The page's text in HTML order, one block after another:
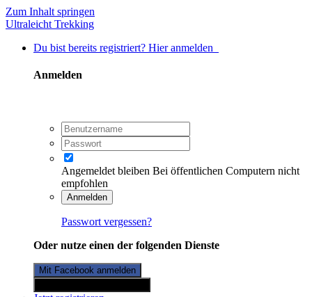
Zum Inhalt springen
Ultraleicht Trekking
Du bist bereits registriert? Hier anmelden
Anmelden
Angemeldet bleiben Bei öffentlichen Computern nicht
empfohlen
Anmelden
Passwort vergessen?
Oder nutze einen der folgenden Dienste
Mit Facebook anmelden